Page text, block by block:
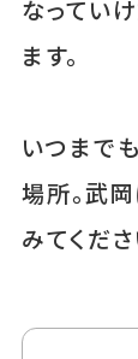
なってい
ます。
いつまで
場所。武
みてくださ